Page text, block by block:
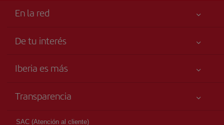
En la red
De tu interés
Accesibilidad
Mapa del sitio
Iberia es más
Grupo Iberia
Accionistas e Inversores
Transparencia
SAC (Atención al cliente)